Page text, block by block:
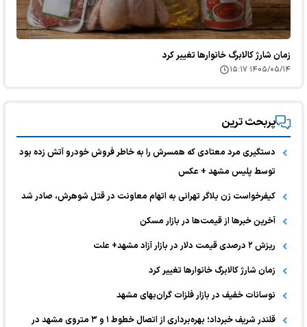
زمان شارژ کالابرگ خانوارها تغییر کرد
۱۴۰۵/۰۵/۱۴ ۱۵:۱۷
پربحث ترین
دستگیری مرد معتادی که همسرش را به خاطر فروش خودرو آتش زده بود
توسط پلیس مشهد + عکس
کیفرخواست زن بلاگر تهرانی به اتهام معاونت در قتل شوهرش، صادر شد
آخرین خبر‌ها از قیمت‌ها در بازار مسکن
ریزش ۲ درصدی قیمت دلار در بازار آزاد مشهد+ علت
زمان شارژ کالابرگ خانوارها تغییر کرد
نوسانات خفیف در بازار فلزات گران‌بهای مشهد
قلندر شریف خبرداد؛ بهره‌برداری از اتصال خطوط ۱ و ۳ متروی مشهد در